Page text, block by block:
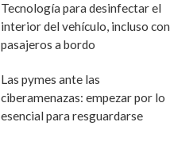
Tecnología para desinfectar el
interior del vehículo, incluso con
pasajeros a bordo
Las pymes ante las
ciberamenazas: empezar por lo
esencial para resguardarse